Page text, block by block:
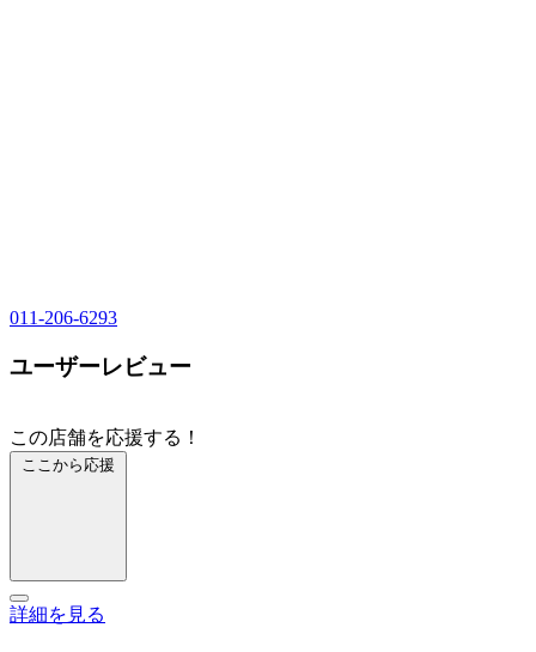
011-206-6293
ユーザーレビュー
この店舗を応援する！
ここから応援
詳細を見る